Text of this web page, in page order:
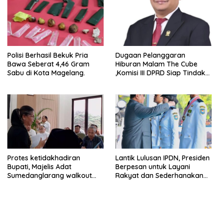
Polisi Berhasil Bekuk Pria
Bawa Seberat 4,46 Gram
Sabu di Kota Magelang.
Dugaan Pelanggaran
Hiburan Malam The Cube
,Komisi III DPRD Siap Tindak
Protes ketidakhadiran
Bupati, Majelis Adat
Sumedanglarang walkout
Lantik Lulusan IPDN, Presiden
Berpesan untuk Layani
Rakyat dan Sederhanakan